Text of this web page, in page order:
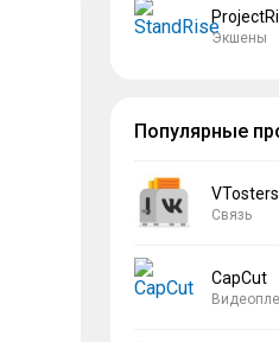
Экшены
Популярные
VTosters
Связь
CapCut